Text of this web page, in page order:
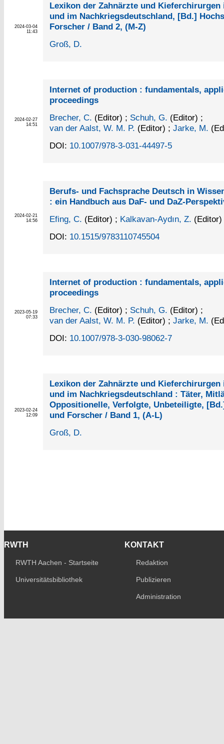
2024-03-04
11:43
Lexikon der Zahnärzte und
und im Nachkriegsdeutschland, [Bd.]
Forscher / Band 2, (M-Z)
Groß, D.
2024-02-27
14:51
Internet of production : fundamentals,
proceedings
Brecher, C. (Editor) ; Schuh, G. (Editor) ;
van der Aalst, W. M. P. (Editor) ; Jarke, M.
DOI: 10.1007/978-3-031-44497-5
2024-02-21
14:56
Berufs- und Fachsprache Deutsch in
: ein Handbuch aus DaF- und DaZ-
Efing, C. (Editor) ; Kalkavan-Aydın, Z. (Editor)
DOI: 10.1515/9783110745504
2023-05-19
07:33
Internet of production : fundamentals,
proceedings
Brecher, C. (Editor) ; Schuh, G. (Editor) ;
van der Aalst, W. M. P. (Editor) ; Jarke, M.
DOI: 10.1007/978-3-030-98062-7
2023-02-24
12:09
Lexikon der Zahnärzte und
und im Nachkriegsdeutschland : Täter,
Oppositionelle, Verfolgte, Unbeteiligte,
und Forscher / Band 1, (A-L)
Groß, D.
RWTH
RWTH Aachen - Startseite
Universitätsbibliothek
KONTAKT
Redaktion
Publizieren
Administration